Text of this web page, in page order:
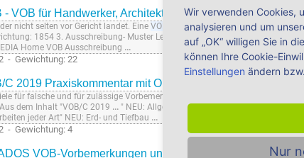
- VOB für Handwerker, Architekten - WEKA
der nicht selten vor Gericht landet. Eine VOB-gerechte Leistungsbeschreibungist
1854 3. Ausschreibung- Muster Leistungsverzeichnis- WEKA...
Home VOB Ausschreibung ...
- Gewichtung: 22
C 2019 Praxiskommentar mit Online-Modul ¦ WEKA Shop
für falsche und für zulässige Vorbemerkungen sowie Regeln für die
dem Inhalt "VOB/C 2019 ... " NEU: Allgemeine Regelungen nach VOB 2019
jeder Art" NEU: Erd- und Tiefbau ...
- Gewichtung: 4
VOB-Vorbemerkungen und Vertragsbedingungen
Wir verwenden Cookies,
analysieren und um
auf „OK“ willigen Sie in
können Ihre Cookie-
Einstellungen ändern
Nur